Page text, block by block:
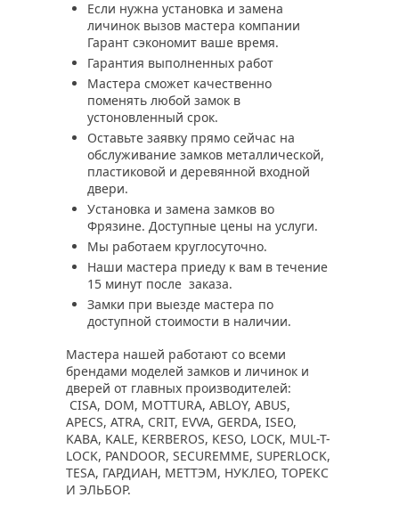
Если нужна установка и замена
личинок вызов мастера компании
Гарант сэкономит ваше время.
Гарантия выполненных работ
Мастера сможет качественно
поменять любой замок в
устоновленный срок.
Оставьте заявку прямо сейчас на
обслуживание замков металлической,
пластиковой и деревянной входной
двери.
Установка и замена замков во
Фрязине. Доступные цены на услуги.
Мы работаем круглосуточно.
Наши мастера приеду к вам в течение
15 минут после заказа.
Замки при выезде мастера по
доступной стоимости в наличии.
Мастера нашей работают со всеми
брендами моделей замков и личинок и
дверей от главных производителей:
CISA, DOM, MOTTURA, ABLOY, ABUS,
APECS, ATRA, CRIT, EVVA, GERDA, ISEO,
KABA, KALE, KERBEROS, KESO, LOCK, MUL-T-
LOCK, PANDOOR, SECUREMME, SUPERLOCK,
TESA, ГАРДИАН, МЕТТЭМ, НУКЛЕО, ТОРЕКС
И ЭЛЬБОР.